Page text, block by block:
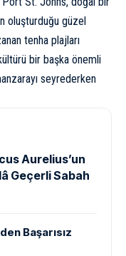
oluşturduğu güzel
tenha plajları
bir başka önemli
seyrederken
Aurelius’un
Geçerli Sabah
Başarısız